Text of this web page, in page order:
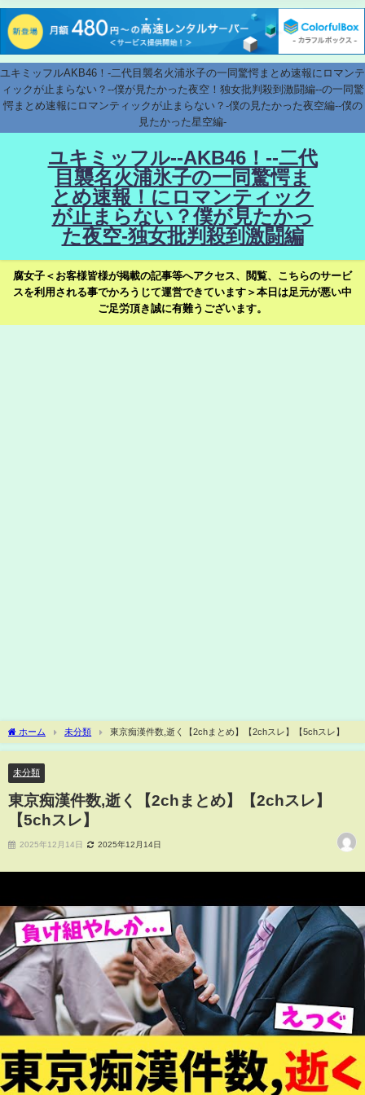
ユキミッフルAKB46！-二代目襲名火浦氷子の一同驚愕まとめ速報にロマンテ
ィックが止まらない？--僕が見たかった夜空！独女批判殺到激闘編--の一同驚
愕まとめ速報にロマンティックが止まらない？-僕の見たかった夜空編--僕の
見たかった星空編-
ユキミッフル--AKB46！--二代
目襲名火浦氷子の一同驚愕ま
とめ速報！にロマンティック
が止まらない？僕が見たかっ
た夜空-独女批判殺到激闘編
腐女子＜お客様皆様が掲載の記事等へアクセス、閲覧、こちらのサービ
スを利用される事でかろうじて運営できています＞本日は足元が悪い中
ご足労頂き誠に有難うございます。
ホーム 未分類 東京痴漢件数,逝く【2chまとめ】【2chスレ】【5chスレ】
未分類
東京痴漢件数,逝く【2chまとめ】【2chスレ】
【5chスレ】
2025年12月14日 2025年12月14日